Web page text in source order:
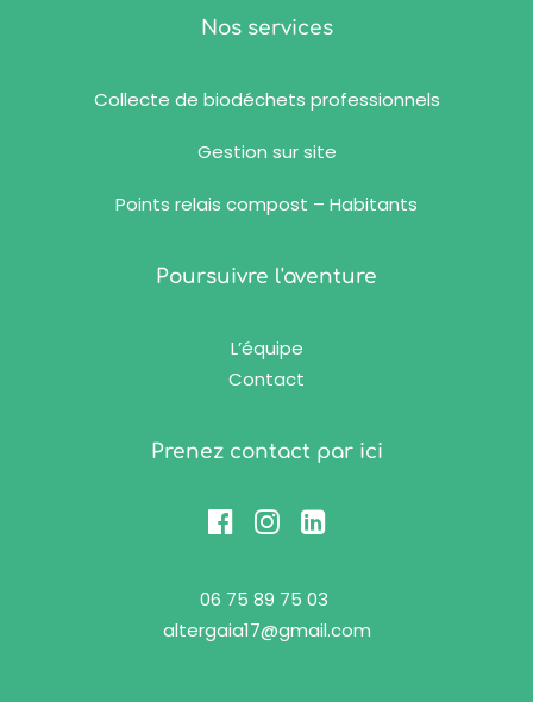
Nos services
Collecte de biodéchets professionnels
Gestion sur site
Points relais compost – Habitants
Poursuivre l'aventure
L’équipe
Contact
Prenez contact par ici
06 75 89 75 03
altergaia17@gmail.com